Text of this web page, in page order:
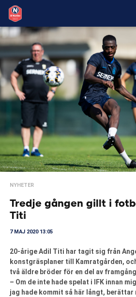
NYHETER
Tredje gången gillt i
Titi
7 MAJ 2020 13:05
20-årige Adil Titi har tagit sig från
konstgräsplaner till Kamratgården,
två äldre bröder för en del av
– Om de inte hade spelat i IFK innan
jag hade kommit så här långt,